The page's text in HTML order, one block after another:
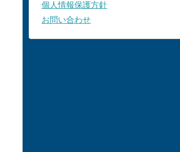
個人情報保護方針
お問い合わせ